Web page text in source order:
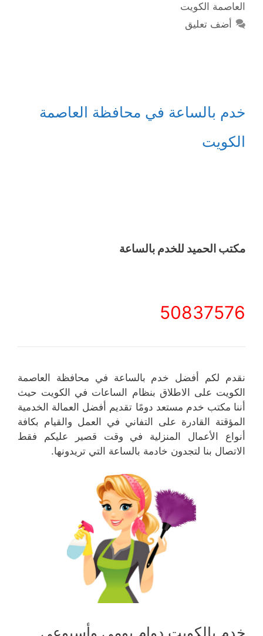
العاصمة الكويت
أضف تعليق
خدم بالساعة في محافظة العاصمة
الكويت
مكتب الحميد للخدم بالساعة
50837576
نقدم لكم أفضل خدم بالساعة في محافظة العاصمة
الكويت على الاطلاق بنظام الساعات في الكويت حيث
أننا مكتب خدم مستعد دومًا تقديم أفضل العمالة الخدمية
المؤقتة القادرة على التفاني في العمل والقيام بكافة
أنواع الأعمال المنزلية في وقت قصير عليكم فقط
الاتصال بنا لتجدون خادمة بالساعة التي تريدونها.
خدم بالكويت دوام يومي وأسبوعي